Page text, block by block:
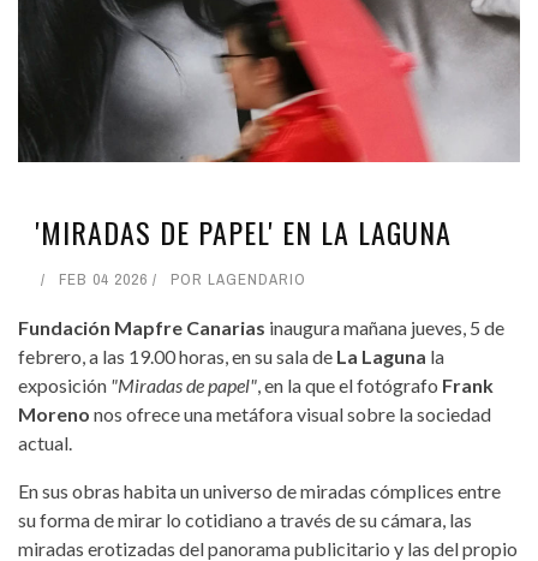
'MIRADAS DE PAPEL' EN LA LAGUNA
FEB 04 2026 POR LAGENDARIO
Fundación Mapfre Canarias inaugura mañana jueves, 5 de
febrero, a las 19.00 horas, en su sala de La Laguna la
exposición "Miradas de papel", en la que el fotógrafo Frank
Moreno nos ofrece una metáfora visual sobre la sociedad
actual.
En sus obras habita un universo de miradas cómplices entre
su forma de mirar lo cotidiano a través de su cámara, las
miradas erotizadas del panorama publicitario y las del propio